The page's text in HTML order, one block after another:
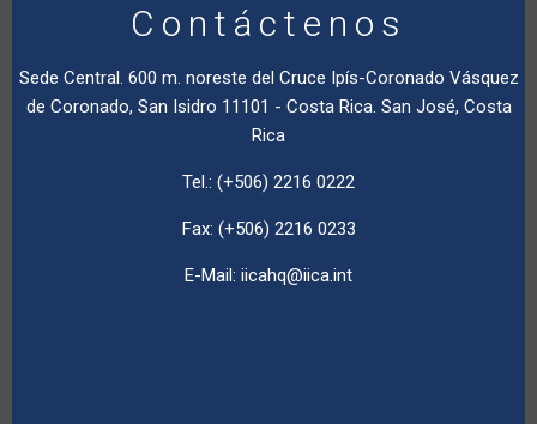
Contáctenos
Sede Central. 600 m. noreste del Cruce Ipís-Coronado Vásquez
de Coronado, San Isidro 11101 - Costa Rica. San José, Costa
Rica
Tel.: (+506) 2216 0222
Fax: (+506) 2216 0233
E-Mail: iicahq@iica.int